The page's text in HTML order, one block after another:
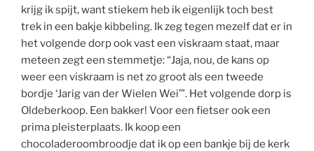
krijg ik spijt, want stiekem heb ik eigenlijk toch best
trek in een bakje kibbeling. Ik zeg tegen mezelf dat er in
het volgende dorp ook vast een viskraam staat, maar
meteen zegt een stemmetje: “Jaja, nou, de kans op
weer een viskraam is net zo groot als een tweede
bordje ‘Jarig van der Wielen Wei’”. Het volgende dorp is
Oldeberkoop. Een bakker! Voor een fietser ook een
prima pleisterplaats. Ik koop een
chocoladeroombroodje dat ik op een bankje bij de kerk